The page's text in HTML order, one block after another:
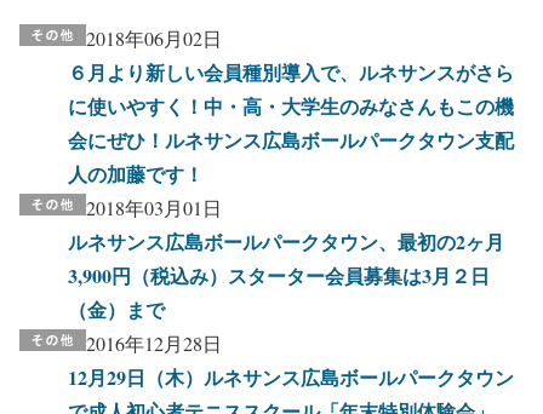
2018年06月02日
６月より新しい会員種別導入で、ルネサンスがさら
に使いやすく！中・高・大学生のみなさんもこの機
会にぜひ！ルネサンス広島ボールパークタウン支配
人の加藤です！
2018年03月01日
ルネサンス広島ボールパークタウン、最初の2ヶ月
3,900円（税込み）スターター会員募集は3月２日
（金）まで
2016年12月28日
12月29日（木）ルネサンス広島ボールパークタウン